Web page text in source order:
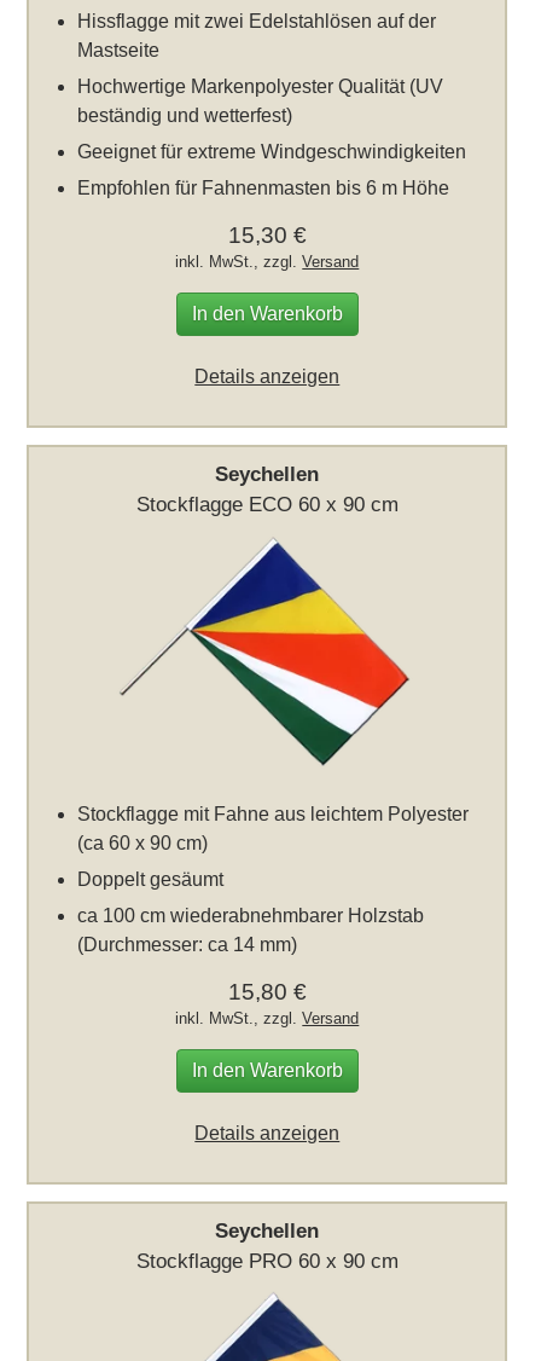
Hissflagge mit zwei Edelstahlösen auf der
Mastseite
Hochwertige Markenpolyester Qualität (UV
beständig und wetterfest)
Geeignet für extreme Windgeschwindigkeiten
Empfohlen für Fahnenmasten bis 6 m Höhe
15,30 €
inkl. MwSt., zzgl.Versand
In den Warenkorb
Details anzeigen
Seychellen
Stockflagge ECO 60 x 90 cm
Stockflagge mit Fahne aus leichtem Polyester
(ca 60 x 90 cm)
Doppelt gesäumt
ca 100 cm wiederabnehmbarer Holzstab
(Durchmesser: ca 14 mm)
15,80 €
inkl. MwSt., zzgl.Versand
In den Warenkorb
Details anzeigen
Seychellen
Stockflagge PRO 60 x 90 cm